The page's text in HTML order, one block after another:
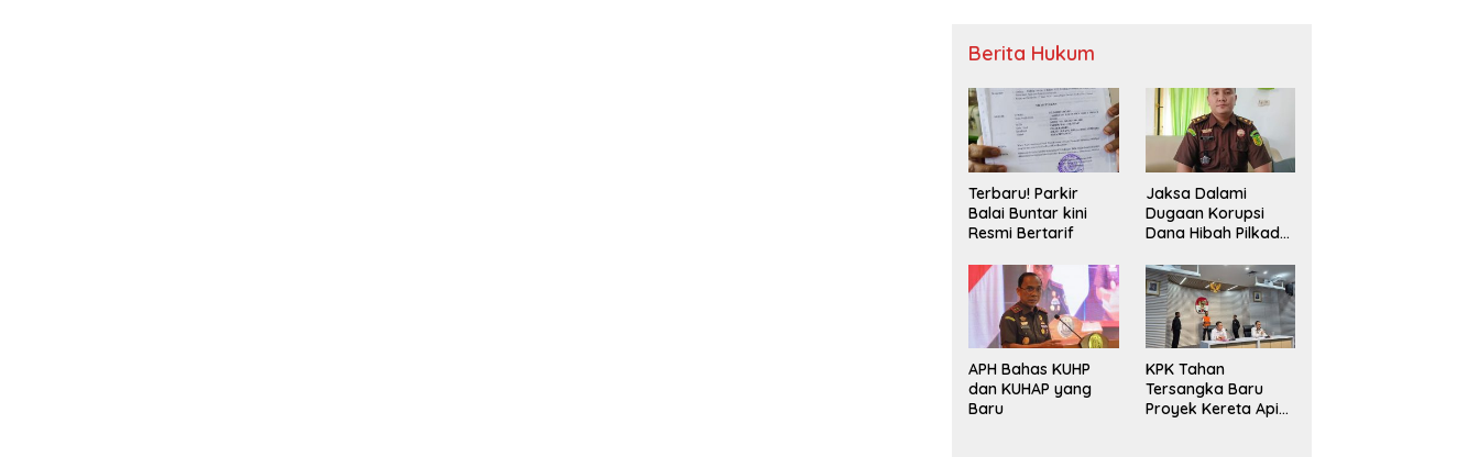
Berita Hukum
Terbaru! Parkir
Balai Buntar kini
Resmi Bertarif
Jaksa Dalami
Dugaan Korupsi
Dana Hibah Pilkada
Kaur
APH Bahas KUHP
dan KUHAP yang
Baru
KPK Tahan
Tersangka Baru
Proyek Kereta Api